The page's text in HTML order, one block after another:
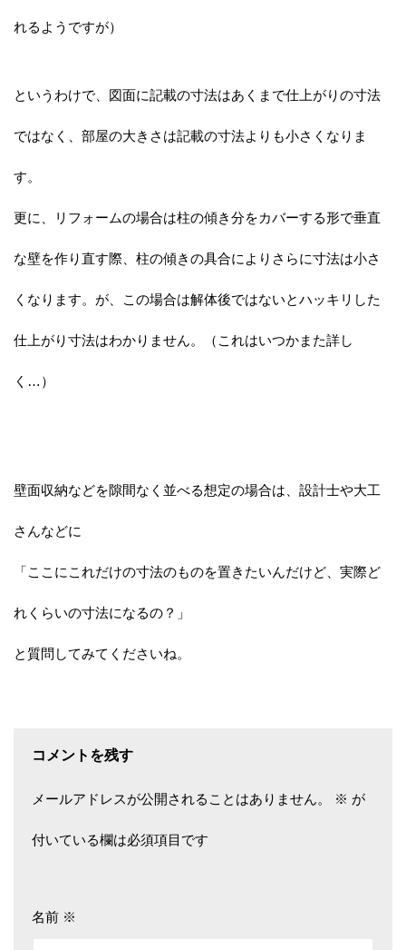
れるようですが）
というわけで、図面に記載の寸法はあくまで仕上がりの寸法
ではなく、部屋の大きさは記載の寸法よりも小さくなりま
す。
更に、リフォームの場合は柱の傾き分をカバーする形で垂直
な壁を作り直す際、柱の傾きの具合によりさらに寸法は小さ
くなります。が、この場合は解体後ではないとハッキリした
仕上がり寸法はわかりません。（これはいつかまた詳し
く…）
壁面収納などを隙間なく並べる想定の場合は、設計士や大工
さんなどに
「ここにこれだけの寸法のものを置きたいんだけど、実際ど
れくらいの寸法になるの？」
と質問してみてくださいね。
コメントを残す
メールアドレスが公開されることはありません。 ※ が
付いている欄は必須項目です
名前 ※